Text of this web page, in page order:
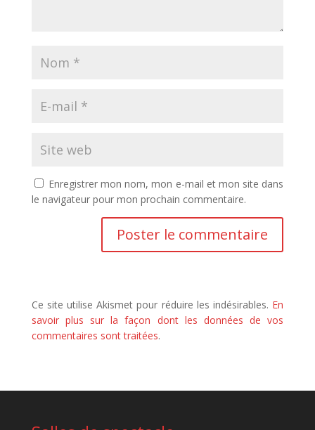
Enregistrer mon nom, mon e-mail et mon site dans
le navigateur pour mon prochain commentaire.
Ce site utilise Akismet pour réduire les indésirables. En
savoir plus sur la façon dont les données de vos
commentaires sont traitées.